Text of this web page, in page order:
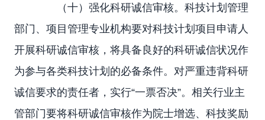
（十）强化科研诚信审核。科技计划管理
部门、项目管理专业机构要对科技计划项目申请人
开展科研诚信审核，将具备良好的科研诚信状况作
为参与各类科技计划的必备条件。对严重违背科研
诚信要求的责任者，实行“一票否决”。相关行业主
管部门要将科研诚信审核作为院士增选、科技奖励